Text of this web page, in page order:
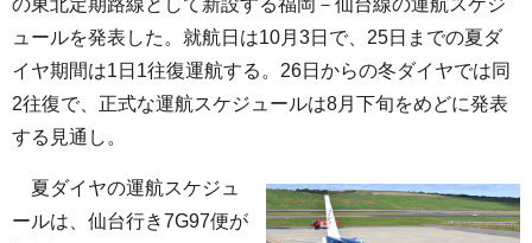
の東北定期路線として新設する福岡－仙台線の運航スケジ
ュールを発表した。就航日は10月3日で、25日までの夏ダ
イヤ期間は1日1往復運航する。26日からの冬ダイヤでは同
2往復で、正式な運航スケジュールは8月下旬をめどに発表
する見通し。
夏ダイヤの運航スケジュ
ールは、仙台行き7G97便が